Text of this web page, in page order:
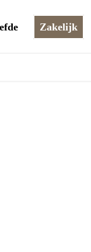
Zakelijk